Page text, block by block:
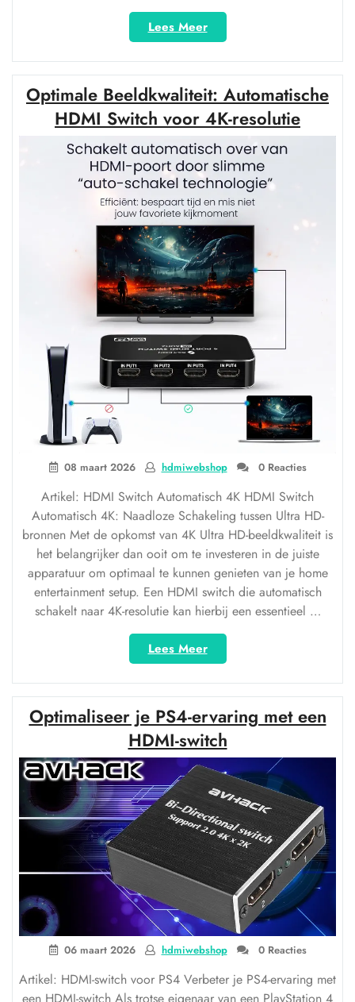
Lees Meer“Ontdek
de
Voordelen
van
een
HDMI
Switch
4K
Ultra
HD
voor
Optimaal
Kijkplezier”
Optimale Beeldkwaliteit: Automatische
HDMI Switch voor 4K-resolutie
08 maart 2026 hdmiwebshop 0 Reacties
Artikel: HDMI Switch Automatisch 4K HDMI Switch
Automatisch 4K: Naadloze Schakeling tussen Ultra HD-
bronnen Met de opkomst van 4K Ultra HD-beeldkwaliteit is
het belangrijker dan ooit om te investeren in de juiste
apparatuur om optimaal te kunnen genieten van je home
entertainment setup. Een HDMI switch die automatisch
schakelt naar 4K-resolutie kan hierbij een essentieel …
Lees Meer“Optimale
Beeldkwaliteit:
Automatische
HDMI
Switch
voor
4K-
resolutie”
Optimaliseer je PS4-ervaring met een
HDMI-switch
06 maart 2026 hdmiwebshop 0 Reacties
Artikel: HDMI-switch voor PS4 Verbeter je PS4-ervaring met